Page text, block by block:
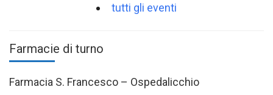
tutti gli eventi
Farmacie di turno
Farmacia S. Francesco – Ospedalicchio